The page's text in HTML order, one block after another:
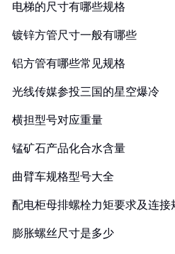
电梯的尺寸有哪些规格
镀锌方管尺寸一般有哪些
铝方管有哪些常见规格
光线传媒参投三国的星空爆冷
横担型号对应重量
锰矿石产品化合水含量
曲臂车规格型号大全
配电柜母排螺栓力矩要求及连接
膨胀螺丝尺寸是多少